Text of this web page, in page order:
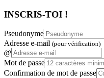
INSCRIS-TOI !
Pseudonyme
Adresse e-mail (pour vérification)
@
Mot de passe
Confirmation de mot de passe